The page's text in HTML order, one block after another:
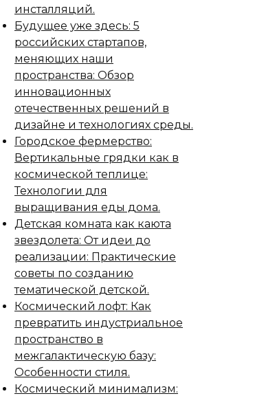
инсталляций.
Будущее уже здесь: 5
российских стартапов,
меняющих наши
пространства: Обзор
инновационных
отечественных решений в
дизайне и технологиях среды.
Городское фермерство:
Вертикальные грядки как в
космической теплице:
Технологии для
выращивания еды дома.
Детская комната как каюта
звездолета: От идеи до
реализации: Практические
советы по созданию
тематической детской.
Космический лофт: Как
превратить индустриальное
пространство в
межгалактическую базу:
Особенности стиля.
Космический минимализм: